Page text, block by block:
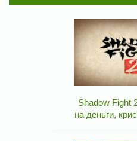
Shadow Fight
на деньги,